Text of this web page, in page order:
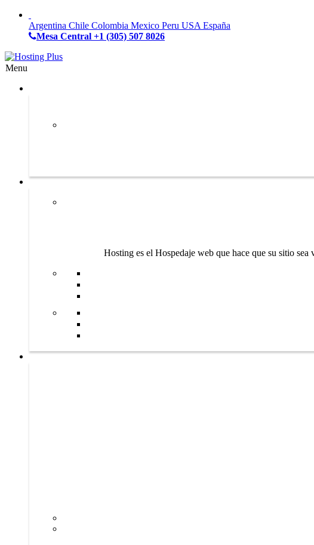
Argentina Chile Colombia Mexico Peru USA España
Mesa Central +1 (305) 507 8026
Menu
Hosting es el Hospedaje web que hace que su sitio